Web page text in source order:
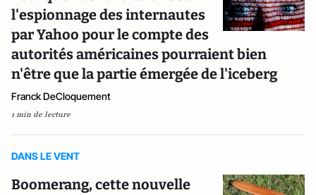
l'espionnage des internautes
par Yahoo pour le compte des
autorités américaines pourraient bien
n'être que la partie émergée de l'iceberg
Franck DeCloquement
1 min de lecture
DANS LE VENT
Boomerang, cette nouvelle